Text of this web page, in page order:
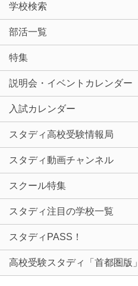
学校検索
部活一覧
特集
説明会・イベントカレンダー
入試カレンダー
スタディ高校受験情報局
スタディ動画チャンネル
スクール特集
スタディ注目の学校一覧
スタディPASS！
高校受験スタディ「首都圏版」